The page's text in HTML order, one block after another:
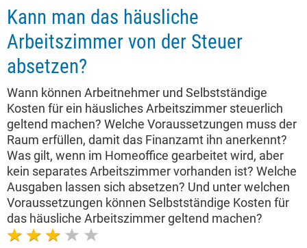
Kann man das häusliche
Arbeitszimmer von der Steuer
absetzen?
Wann können Arbeitnehmer und Selbstständige
Kosten für ein häusliches Arbeitszimmer steuerlich
geltend machen? Welche Voraussetzungen muss der
Raum erfüllen, damit das Finanzamt ihn anerkennt?
Was gilt, wenn im Homeoffice gearbeitet wird, aber
kein separates Arbeitszimmer vorhanden ist? Welche
Ausgaben lassen sich absetzen? Und unter welchen
Voraussetzungen können Selbstständige Kosten für
das häusliche Arbeitszimmer geltend machen?